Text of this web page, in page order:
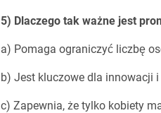
5) Dlaczego tak ważne jest
a) Pomaga ograniczyć liczbę
b) Jest kluczowe dla innowacji
c) Zapewnia, że tylko kobiety